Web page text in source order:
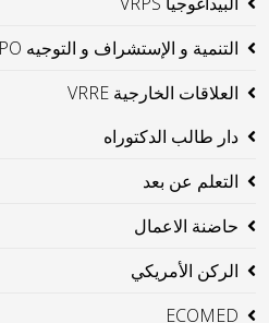
التنمية و الإستشراف و التوجيه VRDPO
العلاقات الخارجية VRRE
دار طالب الدكتوراه
التعلم عن بعد
حاضنة الاعمال
الركن الأمريكي
ECOMED